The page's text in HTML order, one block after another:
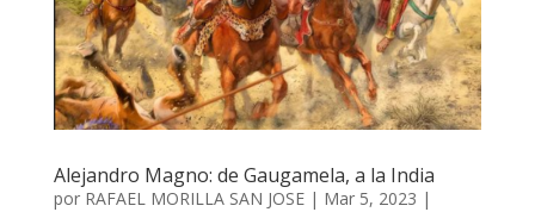
Alejandro Magno: de Gaugamela, a la India
por RAFAEL MORILLA SAN JOSE| Mar 5, 2023 |